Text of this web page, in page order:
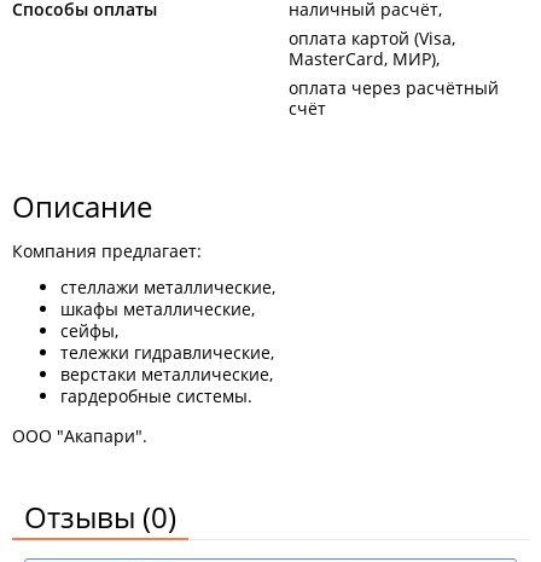
Способы оплаты
наличный расчёт
оплата картой (Visa,
MasterCard, МИР)
оплата через расчётный
счёт
Описание
Компания предлагает:
стеллажи металлические,
шкафы металлические,
сейфы,
тележки гидравлические,
верстаки металлические,
гардеробные системы.
ООО "Акапари".
Отзывы (0)